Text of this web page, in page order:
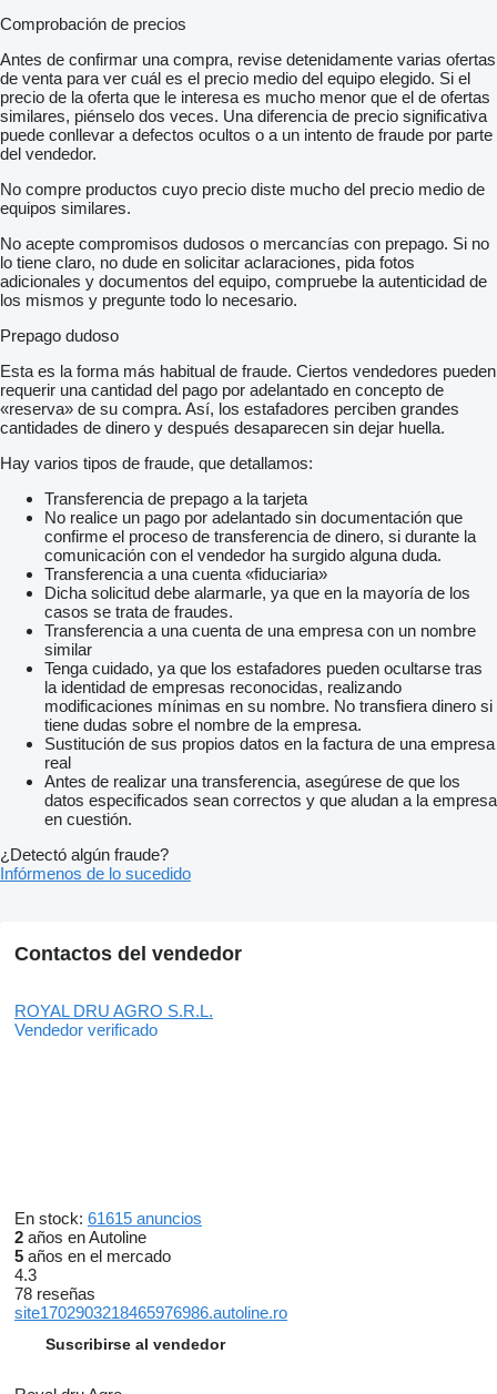
Comprobación de precios
Antes de confirmar una compra, revise detenidamente varias ofertas
de venta para ver cuál es el precio medio del equipo elegido. Si el
precio de la oferta que le interesa es mucho menor que el de ofertas
similares, piénselo dos veces. Una diferencia de precio significativa
puede conllevar a defectos ocultos o a un intento de fraude por parte
del vendedor.
No compre productos cuyo precio diste mucho del precio medio de
equipos similares.
No acepte compromisos dudosos o mercancías con prepago. Si no
lo tiene claro, no dude en solicitar aclaraciones, pida fotos
adicionales y documentos del equipo, compruebe la autenticidad de
los mismos y pregunte todo lo necesario.
Prepago dudoso
Esta es la forma más habitual de fraude. Ciertos vendedores pueden
requerir una cantidad del pago por adelantado en concepto de
«reserva» de su compra. Así, los estafadores perciben grandes
cantidades de dinero y después desaparecen sin dejar huella.
Hay varios tipos de fraude, que detallamos:
Transferencia de prepago a la tarjeta
No realice un pago por adelantado sin documentación que
confirme el proceso de transferencia de dinero, si durante la
comunicación con el vendedor ha surgido alguna duda.
Transferencia a una cuenta «fiduciaria»
Dicha solicitud debe alarmarle, ya que en la mayoría de los
casos se trata de fraudes.
Transferencia a una cuenta de una empresa con un nombre
similar
Tenga cuidado, ya que los estafadores pueden ocultarse tras
la identidad de empresas reconocidas, realizando
modificaciones mínimas en su nombre. No transfiera dinero si
tiene dudas sobre el nombre de la empresa.
Sustitución de sus propios datos en la factura de una empresa
real
Antes de realizar una transferencia, asegúrese de que los
datos especificados sean correctos y que aludan a la empresa
en cuestión.
¿Detectó algún fraude?
Infórmenos de lo sucedido
Contactos del vendedor
ROYAL DRU AGRO S.R.L.
Vendedor verificado
En stock: 61615 anuncios
2 años en Autoline
5 años en el mercado
4.3
78 reseñas
site1702903218465976986.autoline.ro
Suscribirse al vendedor